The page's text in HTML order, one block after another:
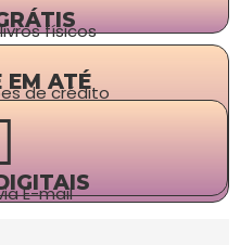
físicos
EM ATÉ
de crédito
E-mail